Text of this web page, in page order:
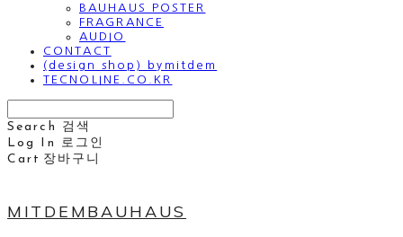
BAUHAUS POSTER
FRAGRANCE
AUDIO
CONTACT
(design shop) bymitdem
TECNOLINE.CO.KR
Search
검색
Log In
로그인
Cart 장바구니
MITDEMBAUHAUS